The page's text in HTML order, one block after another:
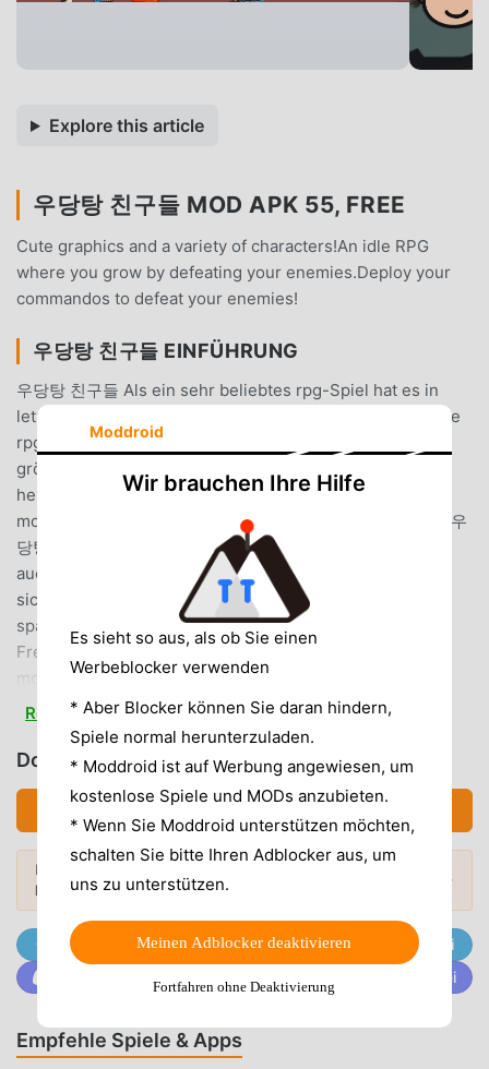
Explore this article
우당탕 친구들 MOD APK 55, FREE
Cute graphics and a variety of characters!An idle RPG
where you grow by defeating your enemies.Deploy your
commandos to defeat your enemies!
우당탕 친구들 EINFÜHRUNG
우당탕 친구들 Als ein sehr beliebtes rpg-Spiel hat es in
letzter Zeit viele Fans auf der ganzen Welt gewonnen, die
rpg-Spiele lieben. Wenn Sie dieses Spiel als weltweit
größte Mod-Apk-Download-Site für kostenlose Spiele
herunterladen möchten, ist Moddroid Ihre beste Wahl.
moddroid stellt Ihnen nicht nur die neueste Version von 우
당탕 친구들 55 kostenlos zur Verfügung, sondern stellt
auch Free mod kostenlos zur Verfügung, was Ihnen hilft,
sich wiederholende mechanische Aufgaben im Spiel zu
sparen, damit Sie sich konzentrieren können darauf, die
Freude zu genießen, die das Spiel selbst mit sich bringt.
moddroid verspricht, dass jeder 우당탕 친구들 -Mod den
Spielern keine Gebühren in Rechnung stellt und 100 %
sicher, verfügbar und kostenlos zu installieren ist. Laden
Sie einfach den Moddroid-Client herunter, Sie können 우당
탕 친구들 55 mit einem Klick herunterladen und
installieren. Worauf wartest du, lade Moddroid herunter
und spiele!
EINZIGARTIGES GAMEPLAY
우당탕 친구들 Als beliebtes rpg-Spiel hat ihm sein
einzigartiges Gameplay geholfen, eine große Anzahl von
Fans auf der ganzen Welt zu gewinnen. Im Gegensatz zu
nur das Anfänger-Tutorial durchgehen, sodass Sie ganz
einfach mit dem gesamten Spiel beginnen und die Freude
Read more
Download 우당탕 친구들 (MOD, Unlocked)
Download APK (116.99MB)
Mehr entdecken? Stöbere in den
beliebtesten Mod APKsvon 2026.
Beliebte Mods →
Trete @MODDROID.CO auf dem Telegram-Channel bei
Trete @MODDROID.CO auf der Discord-Community bei
Empfehle Spiele & Apps
Moddroid
Wir brauchen Ihre Hilfe
Es sieht so aus, als ob Sie einen
Werbeblocker verwenden
* Aber Blocker können Sie daran hindern,
Spiele normal herunterzuladen.
* Moddroid ist auf Werbung angewiesen, um
kostenlose Spiele und MODs anzubieten.
* Wenn Sie Moddroid unterstützen möchten,
schalten Sie bitte Ihren Adblocker aus, um
uns zu unterstützen.
Meinen Adblocker deaktivieren
Fortfahren ohne Deaktivierung